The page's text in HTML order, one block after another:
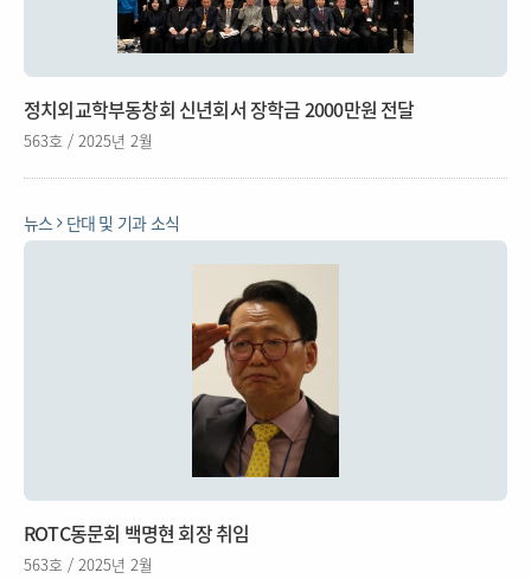
정치외교학부동창회 신년회서 장학금 2000만원 전달
563호 / 2025년 2월
뉴스 단대 및 기과 소식
ROTC동문회 백명현 회장 취임
563호 / 2025년 2월